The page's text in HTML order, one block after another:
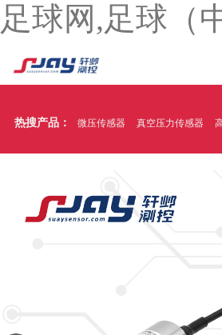
足球网,足球（
热搜产品： 微压传感器 真空压力传感器